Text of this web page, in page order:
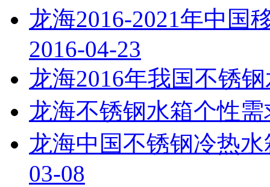
龙海2016-2021年中国
2016-04-23
龙海2016年我国不锈
龙海不锈钢水箱个性
龙海中国不锈钢冷热
03-08